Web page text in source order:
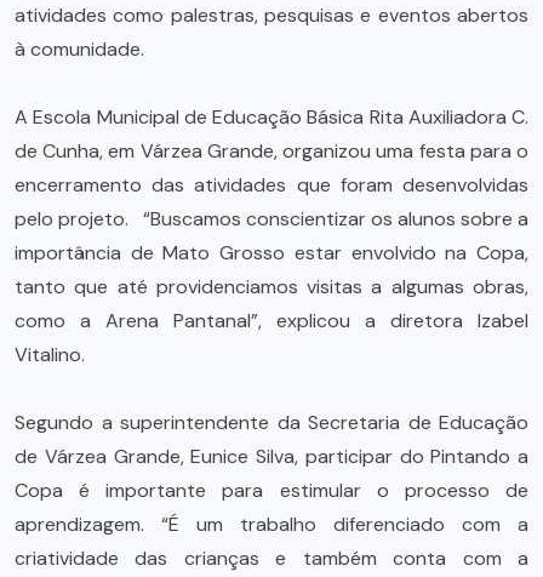
atividades como palestras, pesquisas e eventos abertos
à comunidade.
A Escola Municipal de Educação Básica Rita Auxiliadora C.
de Cunha, em Várzea Grande, organizou uma festa para o
encerramento das atividades que foram desenvolvidas
pelo projeto. “Buscamos conscientizar os alunos sobre a
importância de Mato Grosso estar envolvido na Copa,
tanto que até providenciamos visitas a algumas obras,
como a Arena Pantanal”, explicou a diretora Izabel
Vitalino.
Segundo a superintendente da Secretaria de Educação
de Várzea Grande, Eunice Silva, participar do Pintando a
Copa é importante para estimular o processo de
aprendizagem. “É um trabalho diferenciado com a
criatividade das crianças e também conta com a